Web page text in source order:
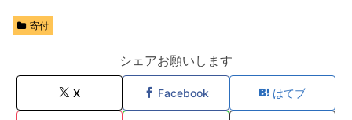
寄付
シェアお願いします
X Facebook はてブ